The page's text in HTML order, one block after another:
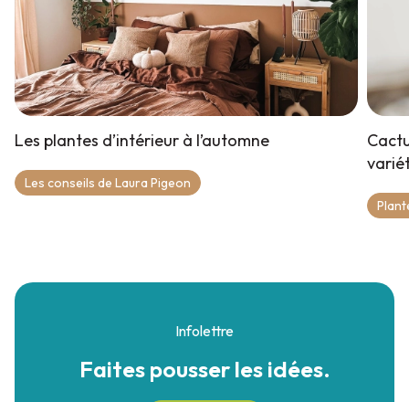
Les plantes d’intérieur à l’automne
Les conseils de Laura Pigeon
Infolettre
Faites pousserles idées.